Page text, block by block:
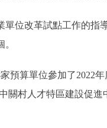
改革試點工作的指導
算單位參加了2022年
關村人才特區建設促進